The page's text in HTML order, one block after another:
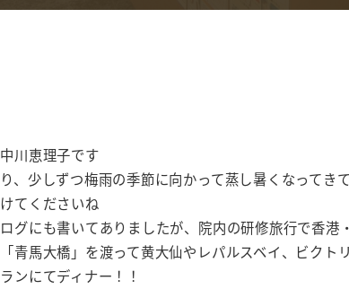
川恵理子です
、少しずつ梅雨の季節に向かって蒸し暑くなってき
てくださいね
グにも書いてありましたが、院内の研修旅行で香港
青馬大橋」を渡って黄大仙やレパルスベイ、ビクト
ンにてディナー！！